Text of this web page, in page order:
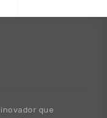
que